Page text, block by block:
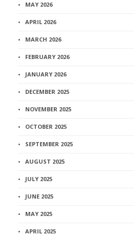
MAY 2026
APRIL 2026
MARCH 2026
FEBRUARY 2026
JANUARY 2026
DECEMBER 2025
NOVEMBER 2025
OCTOBER 2025
SEPTEMBER 2025
AUGUST 2025
JULY 2025
JUNE 2025
MAY 2025
APRIL 2025